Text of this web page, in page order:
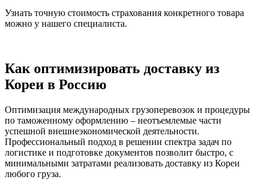
Узнать точную стоимость страхования конкретного товара
можно у нашего специалиста.
Как оптимизировать доставку из
Кореи в Россию
Оптимизация международных грузоперевозок и процедуры
по таможенному оформлению – неотъемлемые части
успешной внешнеэкономической деятельности.
Профессиональный подход в решении спектра задач по
логистике и подготовке документов позволит быстро, с
минимальными затратами реализовать доставку из Кореи
любого груза.